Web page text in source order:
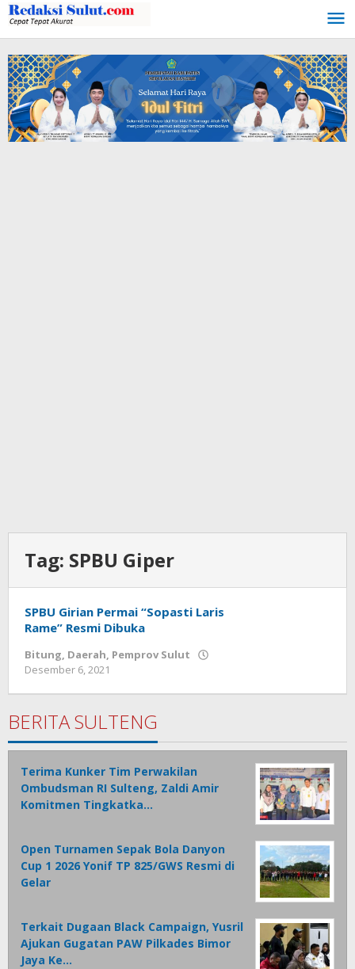
Lewati
ke
konten
Tag: SPBU Giper
SPBU Girian Permai “Sopasti Laris
Rame” Resmi Dibuka
Bitung, Daerah, Pemprov Sulut
Desember 6, 2021
BERITA SULTENG
Terima Kunker Tim Perwakilan
Ombudsman RI Sulteng, Zaldi Amir
Komitmen Tingkatka…
Open Turnamen Sepak Bola Danyon
Cup 1 2026 Yonif TP 825/GWS Resmi di
Gelar
Terkait Dugaan Black Campaign, Yusril
Ajukan Gugatan PAW Pilkades Bimor
Jaya Ke…